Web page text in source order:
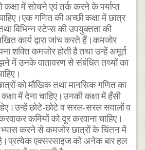
कक्षा में सोचने एवं तर्क करने के पर्याप्त
गणित की अच्छी कक्षा में छात्र
विभिन्न स्टेप्स की उपयुक्तता की
कार्य द्वारा जांच करते हैं।कमजोर
शक्ति कमजोर होती है तथा उन्हें अमूर्त
में उनके वातावरण से संबंधित तथ्यों का
को मौखिक तथा मानसिक गणित का
कक्षा में देना चाहिए।उनकी कक्षा में हँसी
छोटे-छोटे व सरल-सरल सवालों व
कमियों को दूर करवाना चाहिए।
करने से कमजोर छात्रों के चिंतन में
एक्सरसाइज को अनेक बार हल